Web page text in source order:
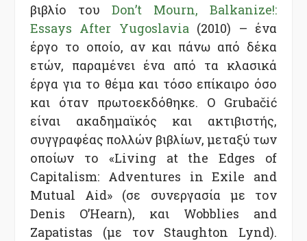
βιβλίο του Don’t Mourn, Balkanize!:
Essays After Yugoslavia(2010) – ένα
έργο το οποίο, αν και πάνω από δέκα
ετών, παραμένει ένα από τα κλασικά
έργα για το θέμα και τόσο επίκαιρο όσο
και όταν πρωτοεκδόθηκε. Ο Grubačić
είναι ακαδημαϊκός και ακτιβιστής,
συγγραφέας πολλών βιβλίων, μεταξύ των
οποίων το «Living at the Edges of
Capitalism: Adventures in Exile and
Mutual Aid» (σε συνεργασία με τον
Denis O’Hearn), και Wobblies and
Zapatistas (με τον Staughton Lynd).